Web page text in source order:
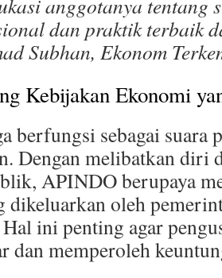
anggotanya tentang
dan praktik terbaik
Subhan, Ekonom
Kebijakan Ekonomi
berfungsi sebagai suara
Dengan melibatkan diri
APINDO berupaya
dikeluarkan oleh
ini penting agar
dan memperoleh